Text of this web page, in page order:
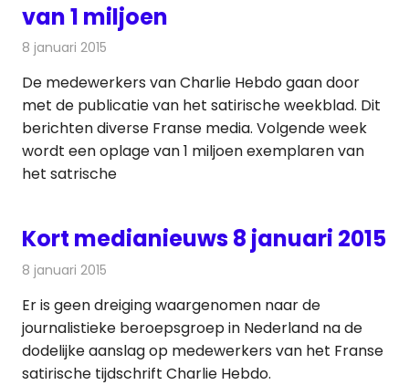
van 1 miljoen
8 januari 2015
De medewerkers van Charlie Hebdo gaan door
met de publicatie van het satirische weekblad. Dit
berichten diverse Franse media. Volgende week
wordt een oplage van 1 miljoen exemplaren van
het satrische
Kort medianieuws 8 januari 2015
8 januari 2015
Er is geen dreiging waargenomen naar de
journalistieke beroepsgroep in Nederland na de
dodelijke aanslag op medewerkers van het Franse
satirische tijdschrift Charlie Hebdo.